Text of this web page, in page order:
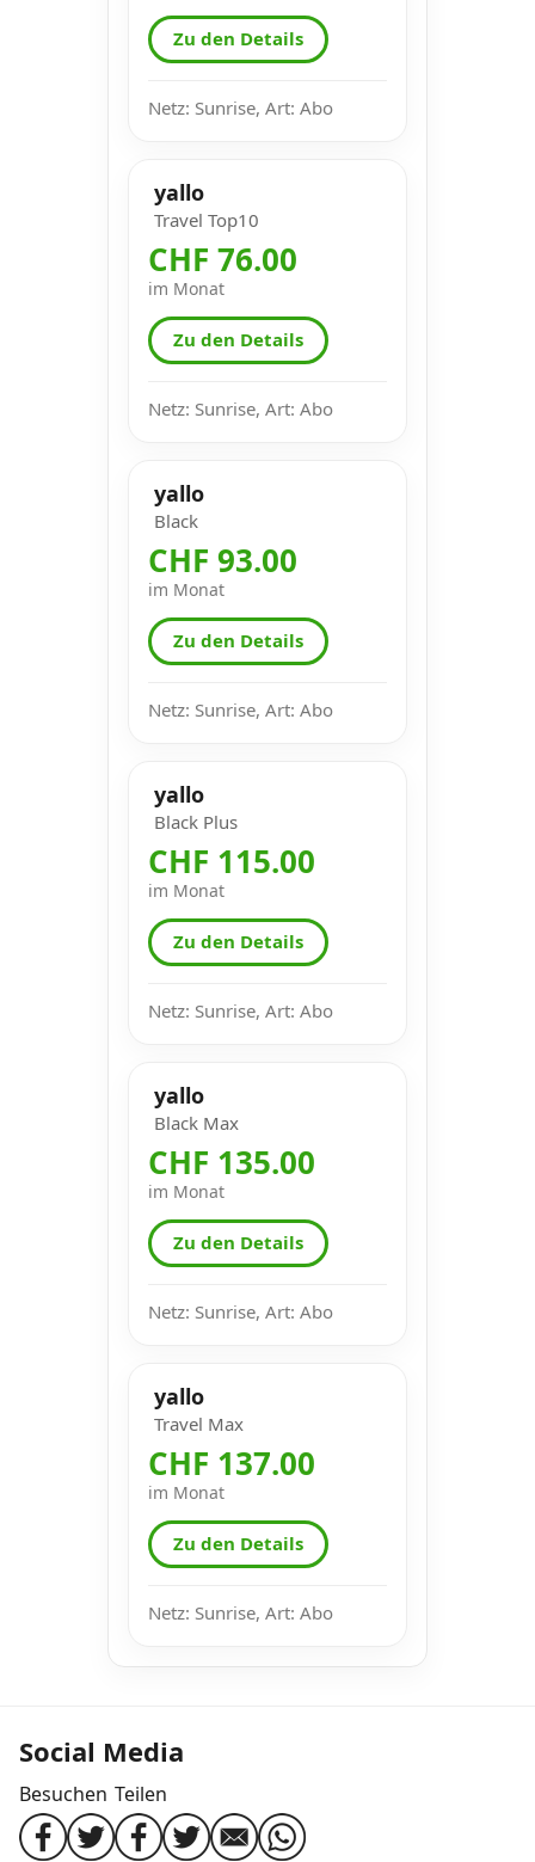
Zu den Details
Netz: Sunrise, Art: Abo
yallo
Travel Top10
CHF 76.00
im Monat
Zu den Details
Netz: Sunrise, Art: Abo
yallo
Black
CHF 93.00
im Monat
Zu den Details
Netz: Sunrise, Art: Abo
yallo
Black Plus
CHF 115.00
im Monat
Zu den Details
Netz: Sunrise, Art: Abo
yallo
Black Max
CHF 135.00
im Monat
Zu den Details
Netz: Sunrise, Art: Abo
yallo
Travel Max
CHF 137.00
im Monat
Zu den Details
Netz: Sunrise, Art: Abo
Social Media
Besuchen Teilen